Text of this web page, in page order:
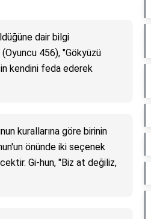
dair bilgi
(Oyuncu 456), "Gökyüzü
kendini feda ederek
kurallarına göre birinin
önünde iki seçenek
Gi-hun, "Biz at değiliz,